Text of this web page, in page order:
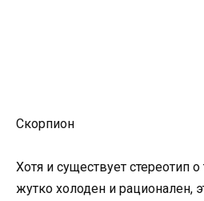
Скорпион
Хотя и существует стереотип
жутко холоден и рационален,